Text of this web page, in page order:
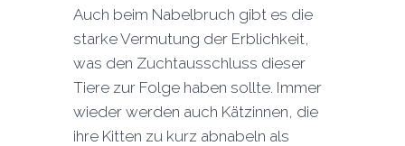
Auch beim Nabelbruch gibt es die
starke Vermutung der Erblichkeit,
was den Zuchtausschluss dieser
Tiere zur Folge haben sollte. Immer
wieder werden auch Kätzinnen, die
ihre Kitten zu kurz abnabeln als